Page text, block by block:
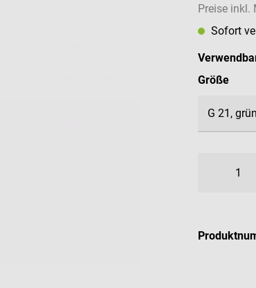
Preise inkl.
Sofort
Größe